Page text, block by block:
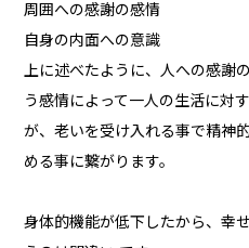
周囲への感謝の感情
自身の内面への意識
上に述べたように、人への感謝
う感情によって一人の生活に対
が、老いを受け入れる事で精神
める事に繋がります。
身体的機能が低下したから、幸